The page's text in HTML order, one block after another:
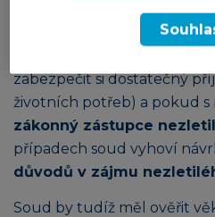
pokud nezletilý dosáhl
osvědčena jeho
zabezpečit si dostatečný
životních potřeb) a pokud s
zákonný zástupce
případech soud vyhoví
důvodů v zájmu
Soud by tudíž měl ověřit